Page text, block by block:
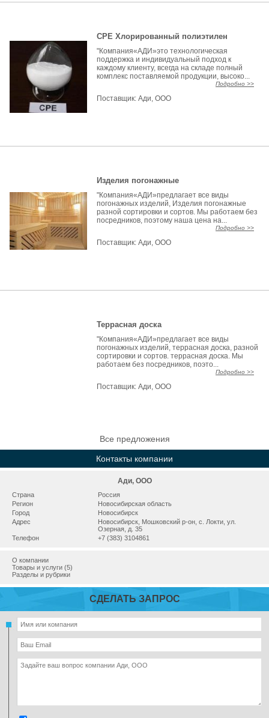
CPE Хлорированный полиэтилен
"Компания«АДИ»это технологическая
поддержка и индивидуальный подход к
каждому клиенту, всегда на складе полный
комплекс поставляемой продукции, высоко...
Подробно >>
Поставщик:Ади, ООО
Изделия погонажные
"Компания«АДИ»предлагает все виды
погонажных изделий, Изделия погонажные
разной сортировки и сортов. Мы работаем без
посредников, поэтому наша цена на...
Подробно >>
Поставщик:Ади, ООО
Террасная доска
"Компания«АДИ»предлагает все виды
погонажных изделий, террасная доска, разной
сортировки и сортов. террасная доска. Мы
работаем без посредников, поэто...
Подробно >>
Поставщик:Ади, ООО
Все предложения
Контакты компании
Ади, ООО
Страна
Россия
Регион
Новосибирская область
Город
Новосибирск
Адрес
Новосибирск, Мошковский р-он, с. Локти, ул.
Озерная, д. 35
Телефон
+7 (383) 3104861
О компании
Товары и услуги (5)
Разделы и рубрики
СДЕЛАТЬ ЗАПРОС